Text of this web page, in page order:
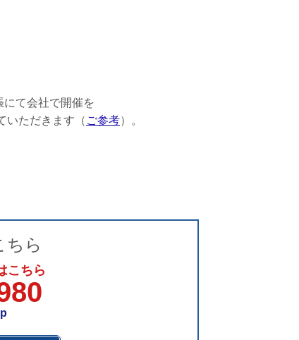
て会社で開催を
ただきます（ ご参考）。
ちら
こちら